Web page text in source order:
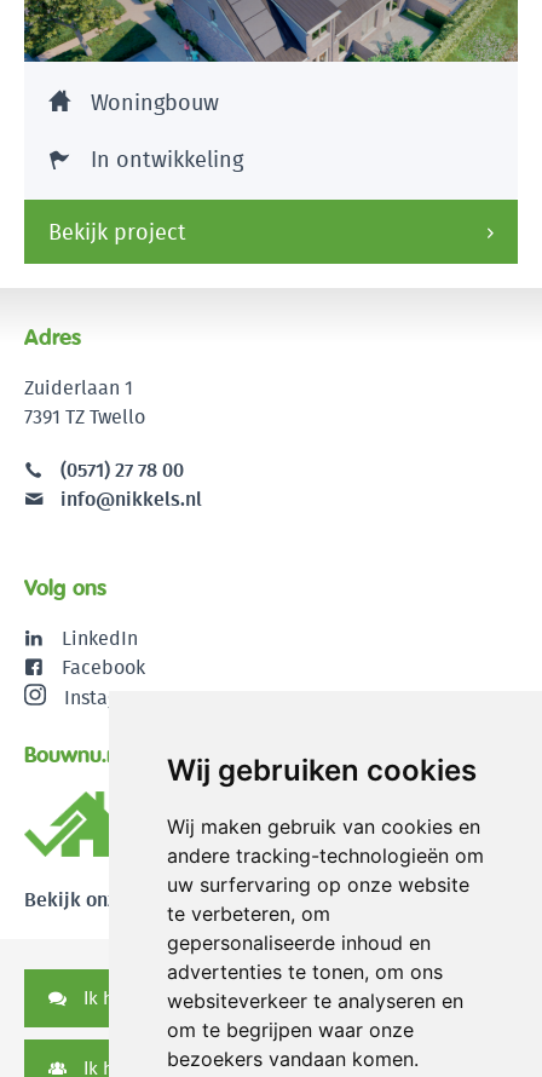
Wij gebruiken cookies
Wij maken gebruik van cookies en
andere tracking-technologieën om
uw surfervaring op onze website
te verbeteren, om
gepersonaliseerde inhoud en
advertenties te tonen, om ons
websiteverkeer te analyseren en
om te begrijpen waar onze
bezoekers vandaan komen.
Woningbouw
In ontwikkeling
Bekijk project
Adres
Zuiderlaan 1
7391 TZ Twello
(0571) 27 78 00
info@nikkels.nl
Volg ons
LinkedIn
Facebook
Instagram
Bouwnu.nl
Bekijk onze reviews
Ik heb een vraag
Ik heb een serviceverzoek